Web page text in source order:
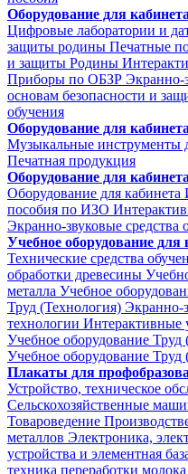
Оборудование для
Цифровые лаборатории и
защиты родины Печатные
и защиты Родины
Приборы по ОБЗР Экранно-
основам безопасности и
обучения
Оборудование для
Музыкальные инструменты
Печатная продукция
Оборудование для
Оборудование для
пособия по ИЗО
Экранно-звуковые
Учебное оборудование для
Технические средства
обработки древесины
металла Учебное
Труд (Технология) Экранно-
технологии Интерактивные
Учебное оборудование Труд
Учебное оборудование Труд
Плакаты для
Устройство, техническое
Сельскохозяйственные
Товароведение
металлов Электроника,
устройства и элементная
техника переработки молока